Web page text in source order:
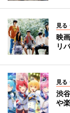
見る
映
リ
見る
渋
や